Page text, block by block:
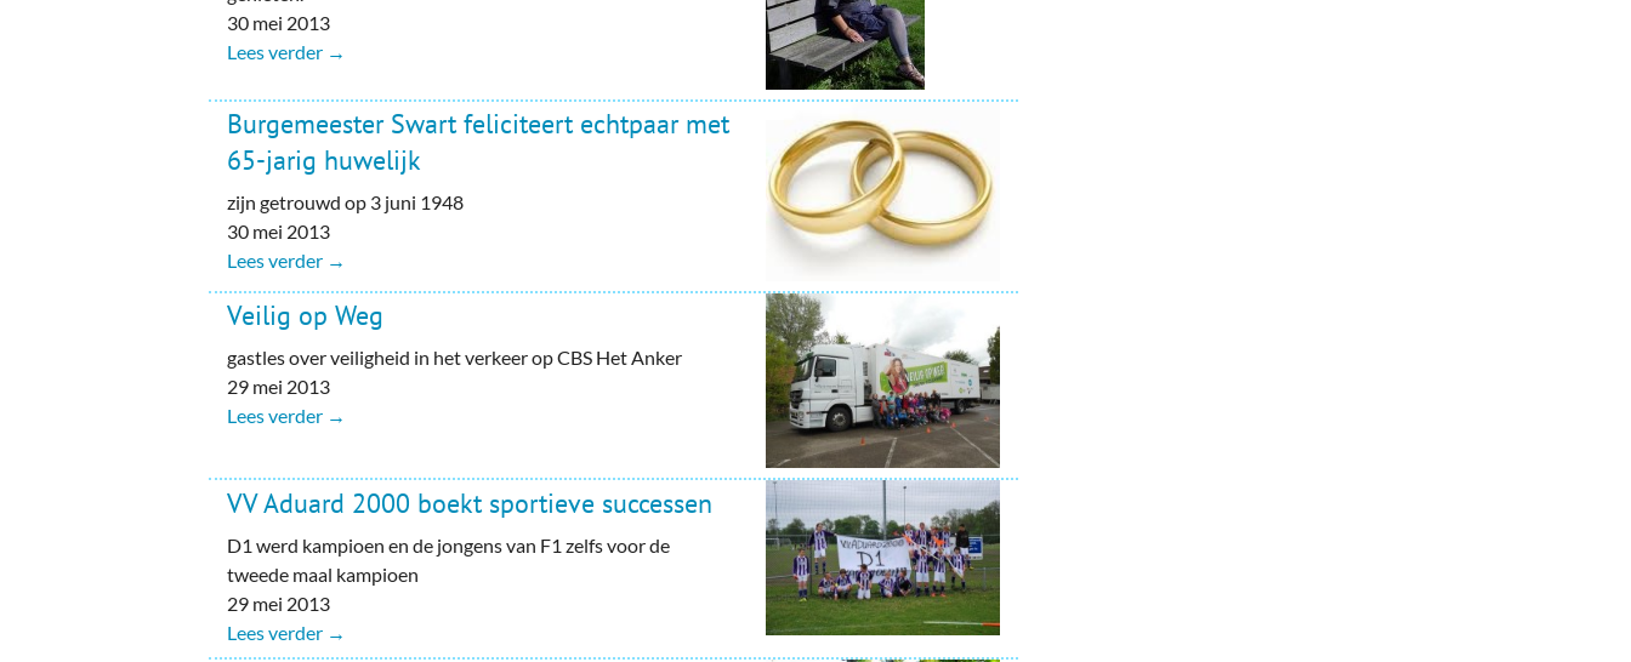
30 mei 2013
Lees verder →
Burgemeester Swart feliciteert echtpaar met
65-jarig huwelijk
zijn getrouwd op 3 juni 1948
30 mei 2013
Lees verder →
Veilig op Weg
gastles over veiligheid in het verkeer op CBS Het Anker
29 mei 2013
Lees verder →
VV Aduard 2000 boekt sportieve successen
D1 werd kampioen en de jongens van F1 zelfs voor de
tweede maal kampioen
29 mei 2013
Lees verder →